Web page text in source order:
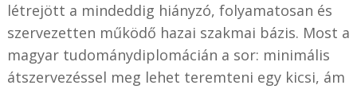
létrejött a mindeddig hiányzó, folyamatosan és
szervezetten működő hazai szakmai bázis. Most a
magyar tudománydiplomácián a sor: minimális
átszervezéssel meg lehet teremteni egy kicsi, ám